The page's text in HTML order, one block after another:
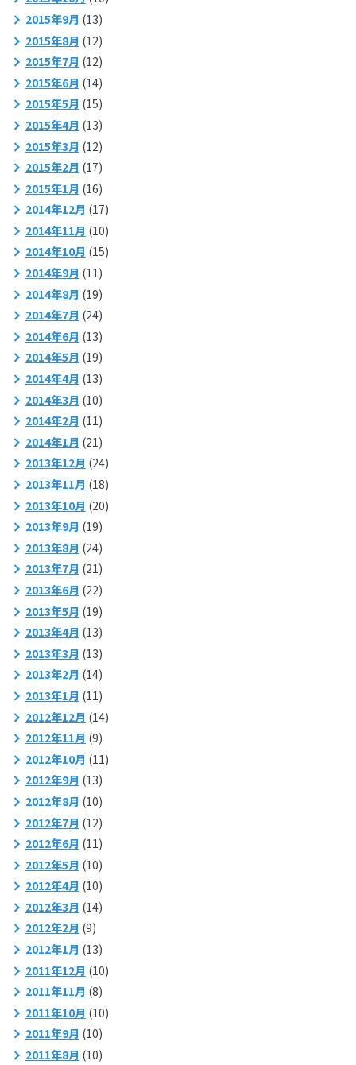
2015年9月 (13)
2015年8月 (12)
2015年7月 (12)
2015年6月 (14)
2015年5月 (15)
2015年4月 (13)
2015年3月 (12)
2015年2月 (17)
2015年1月 (16)
2014年12月 (17)
2014年11月 (10)
2014年10月 (15)
2014年9月 (11)
2014年8月 (19)
2014年7月 (24)
2014年6月 (13)
2014年5月 (19)
2014年4月 (13)
2014年3月 (10)
2014年2月 (11)
2014年1月 (21)
2013年12月 (24)
2013年11月 (18)
2013年10月 (20)
2013年9月 (19)
2013年8月 (24)
2013年7月 (21)
2013年6月 (22)
2013年5月 (19)
2013年4月 (13)
2013年3月 (13)
2013年2月 (14)
2013年1月 (11)
2012年12月 (14)
2012年11月 (9)
2012年10月 (11)
2012年9月 (13)
2012年8月 (10)
2012年7月 (12)
2012年6月 (11)
2012年5月 (10)
2012年4月 (10)
2012年3月 (14)
2012年2月 (9)
2012年1月 (13)
2011年12月 (10)
2011年11月 (8)
2011年10月 (10)
2011年9月 (10)
2011年8月 (10)